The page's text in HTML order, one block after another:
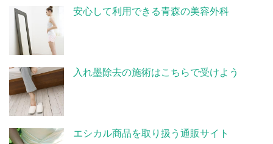
安心して利用できる青森の美容外科
入れ墨除去の施術はこちらで受けよう
エシカル商品を取り扱う通販サイト